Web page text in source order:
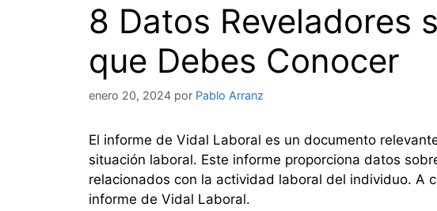
8 Datos Reveladores
que Debes Conocer
enero 20, 2024 por Pablo Arranz
El informe de Vidal Laboral es un documento
situación laboral. Este informe proporciona datos
relacionados con la actividad laboral del individuo. A
informe de Vidal Laboral.